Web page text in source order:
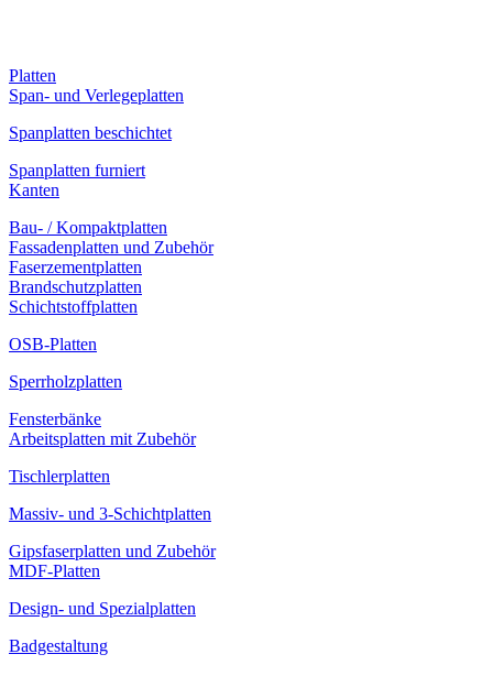
Platten
Span- und Verlegeplatten
Spanplatten beschichtet
Spanplatten furniert
Kanten
Bau- / Kompaktplatten
Fassadenplatten und Zubehör
Faserzementplatten
Brandschutzplatten
Schichtstoffplatten
OSB-Platten
Sperrholzplatten
Fensterbänke
Arbeitsplatten mit Zubehör
Tischlerplatten
Massiv- und 3-Schichtplatten
Gipsfaserplatten und Zubehör
MDF-Platten
Design- und Spezialplatten
Badgestaltung